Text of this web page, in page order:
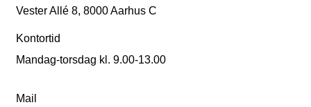
Vester Allé 8, 8000 Aarhus C
Kontortid
Mandag-torsdag kl. 9.00-13.00
Mail